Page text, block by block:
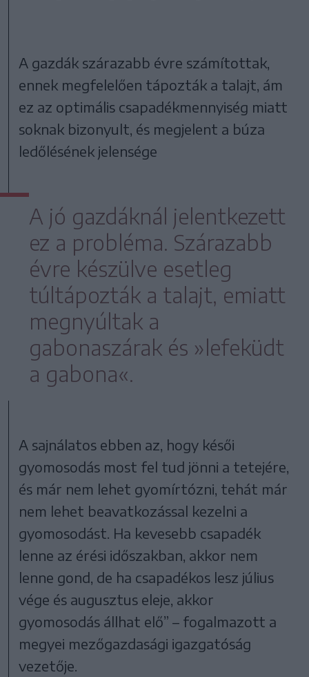
A gazdák szárazabb évre számítottak,
ennek megfelelően tápozták a talajt, ám
ez az optimális csapadékmennyiség miatt
soknak bizonyult, és megjelent a búza
ledőlésének jelensége
A jó gazdáknál jelentkezett
ez a probléma. Szárazabb
évre készülve esetleg
túltápozták a talajt, emiatt
megnyúltak a
gabonaszárak és »lefeküdt
a gabona«.
A sajnálatos ebben az, hogy késői
gyomosodás most fel tud jönni a tetejére,
és már nem lehet gyomírtózni, tehát már
nem lehet beavatkozással kezelni a
gyomosodást. Ha kevesebb csapadék
lenne az érési időszakban, akkor nem
lenne gond, de ha csapadékos lesz július
vége és augusztus eleje, akkor
gyomosodás állhat elő” – fogalmazott a
megyei mezőgazdasági igazgatóság
vezetője.